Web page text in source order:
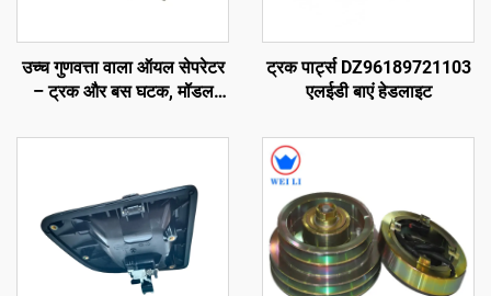
उच्च गुणवत्ता वाला ऑयल सेपरेटर
– ट्रक और बस घटक, मॉडल
ट्रांसीकोल्ड एक्सारियोस
ट्रक पार्ट्स DZ96189721103
एलईडी बाएं हेडलाइट